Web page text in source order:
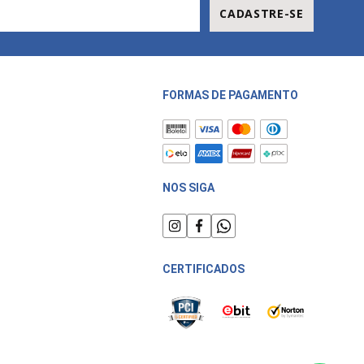
CADASTRE-SE
FORMAS DE PAGAMENTO
NOS SIGA
CERTIFICADOS